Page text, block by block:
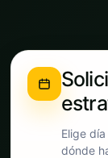
Elige
dónde